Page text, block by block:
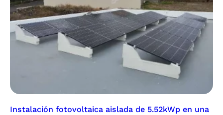
Instalación fotovoltaica aislada de 5.52kWp en una